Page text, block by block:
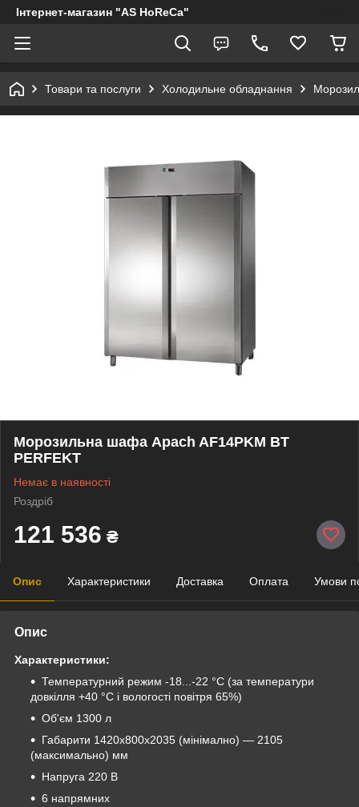
Інтернет-магазин "AS HoReCa"
Товари та послуги Холодильне обладнання
Морозильна шафа Apach AF14PKM BT
PERFEKT
Немає в наявності
Роздріб
121 536 ₴
Опис Характеристики Доставка Оплата Умови
Опис
Характеристики:
Температурний режим -18...-22 °C (за температури
довкілля +40 °C і вологості повітря 65%)
Об'єм 1300 л
Габарити 1420х800х2035 (мінімално) — 2105
(максимально) мм
Напруга 220 В
6 напрямних